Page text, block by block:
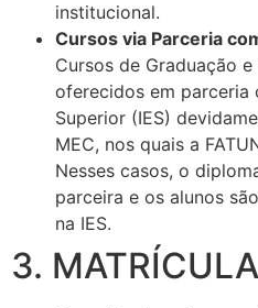
institucional.
Cursos via Parceria
Cursos de Graduação
oferecidos em parceria
Superior (IES)
MEC, nos quais a
Nesses casos, o
parceira e os alunos
na IES.
3.